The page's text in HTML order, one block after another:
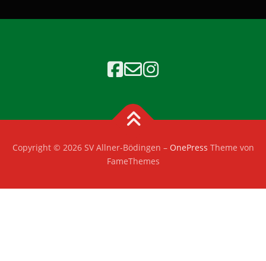
Copyright © 2026 SV Allner-Bödingen – OnePress Theme von
FameThemes